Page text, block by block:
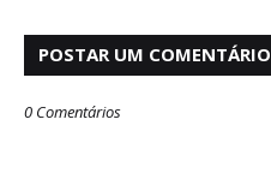
POSTAR UM COMENTÁRIO
0 Comentários